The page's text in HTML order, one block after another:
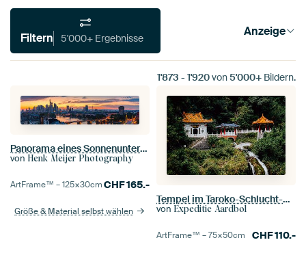
Filtern 5'000+ Ergebnisse Anzeige
1'873 - 1'920von5'000+ Bildern.
Panorama eines Sonnenuntergangs in Frankfurt am Main
von Henk Meijer Photography
ArtFrame™ –125×30cmCHF165.-
Größe & Material selbst wählen
Tempel im Taroko-Schlucht-Nationalpark in Taiwan
von Expeditie Aardbol
ArtFrame™ –75×50cm CHF110.-